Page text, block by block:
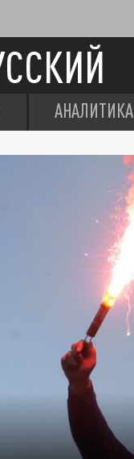
АНАЛИТИКА